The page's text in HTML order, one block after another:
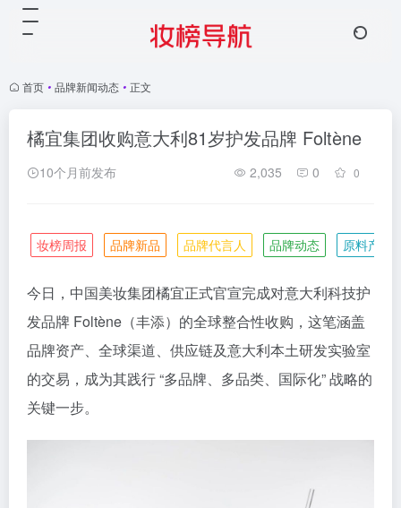
首页 • 品牌新闻动态 • 正文
橘宜集团收购意大利81岁护发品牌 Foltène
10个月前发布 2,035 0 0
妆榜周报 品牌新品 品牌代言人 品牌动态 原料产业
今日，中国美妆集团橘宜正式官宣完成对意大利科技护
发品牌 Foltène（丰添）的全球整合性收购，这笔涵盖
品牌资产、全球渠道、供应链及意大利本土研发实验室
的交易，成为其践行 “多品牌、多品类、国际化” 战略的
关键一步。